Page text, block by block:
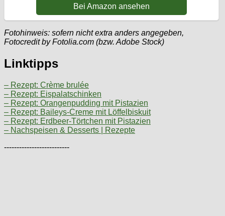
Bei Amazon ansehen
Fotohinweis: sofern nicht extra anders angegeben,
Fotocredit by Fotolia.com (bzw. Adobe Stock)
Linktipps
– Rezept: Crème brulée
– Rezept: Eispalatschinken
– Rezept: Orangenpudding mit Pistazien
– Rezept: Baileys-Creme mit Löffelbiskuit
– Rezept: Erdbeer-Törtchen mit Pistazien
– Nachspeisen & Desserts | Rezepte
--------------------------